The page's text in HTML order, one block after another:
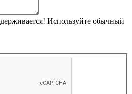
Используйте обычный